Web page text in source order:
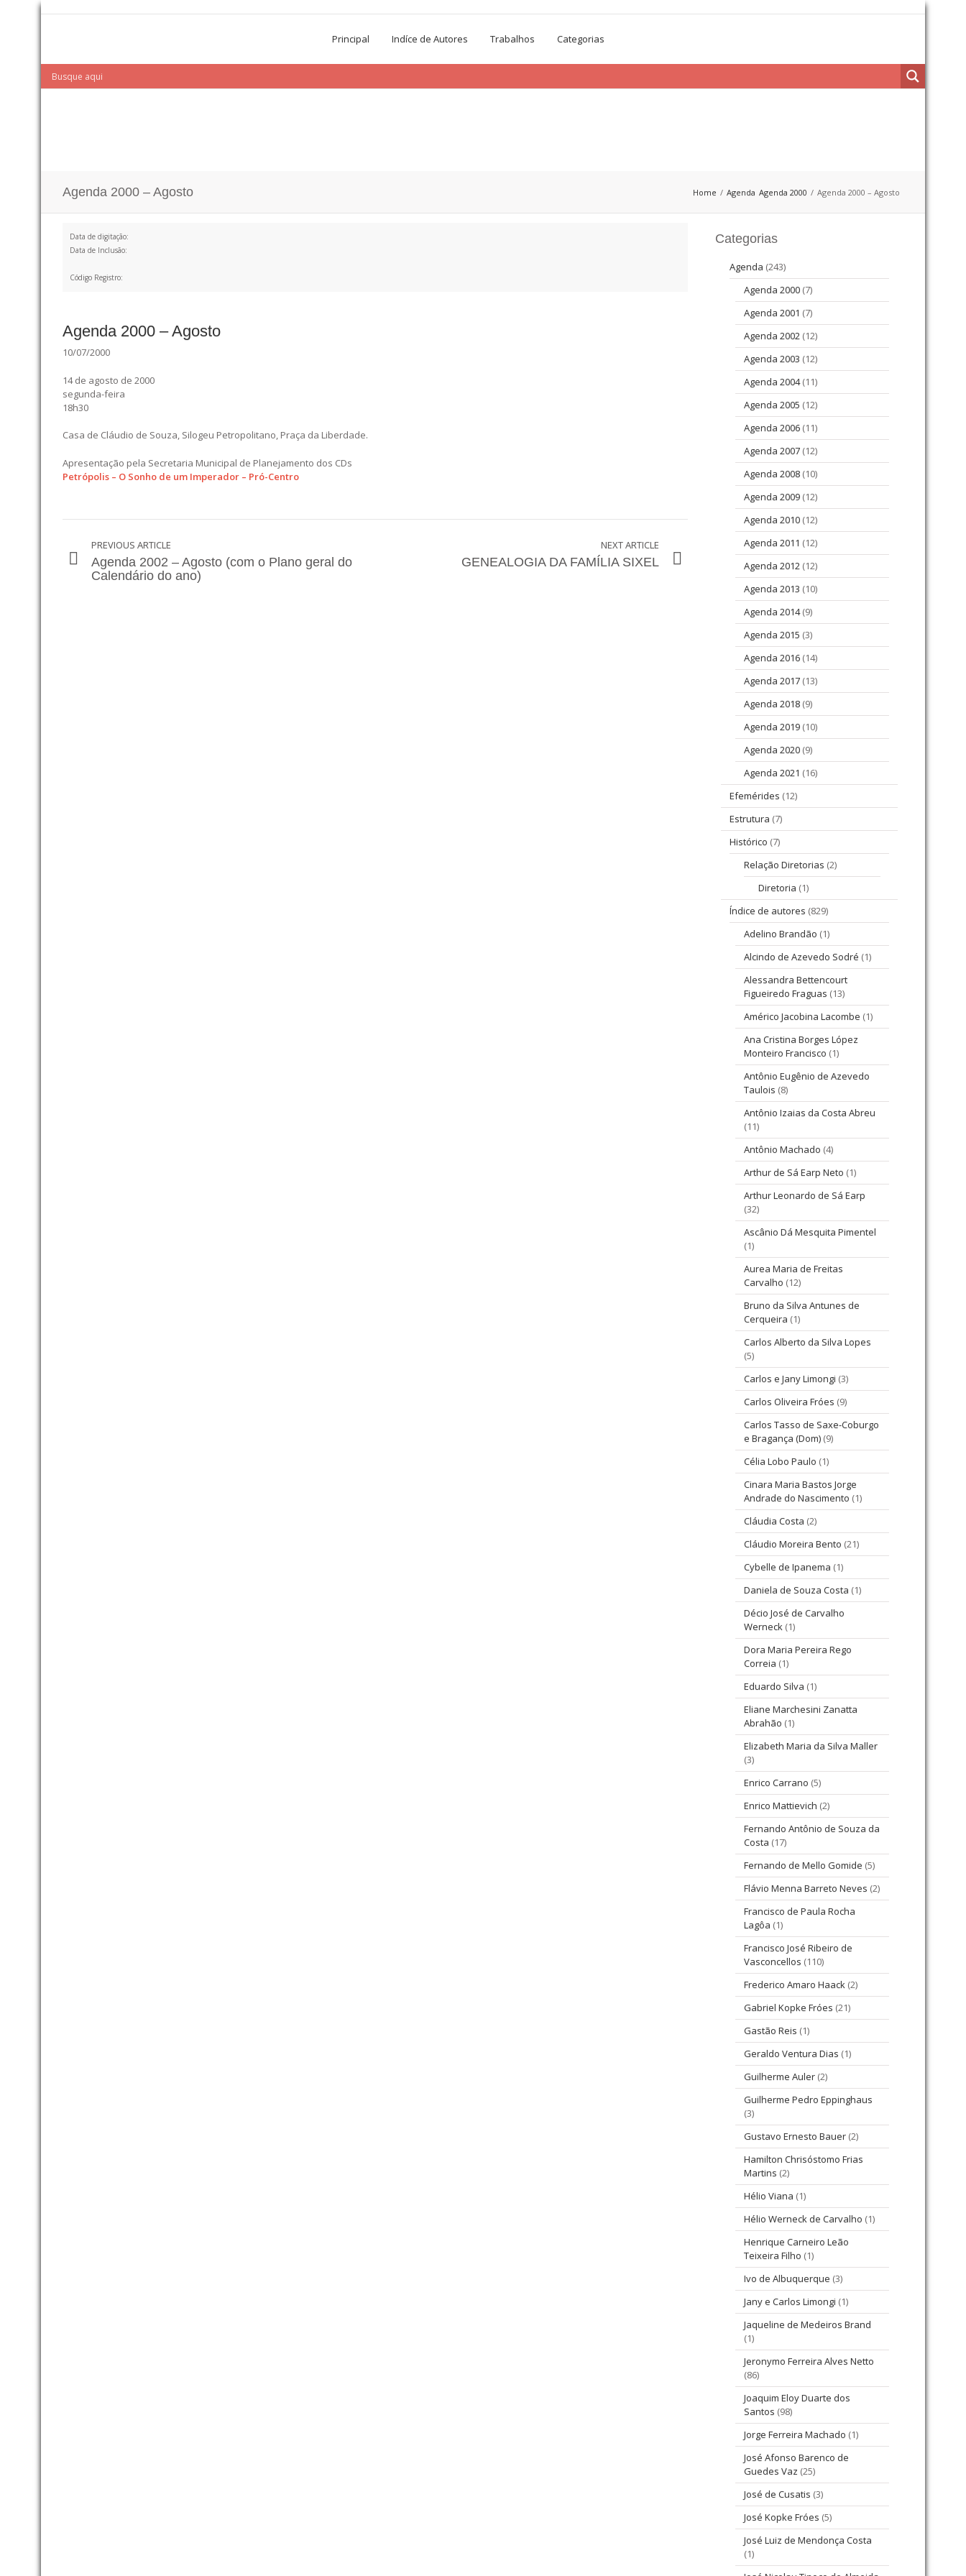
Principal Indíce de Autores Trabalhos Categorias
Agenda 2000 – Agosto Home Agenda Agenda 2000 Agenda 2000 – Agosto
Data de digitação:
Data de Inclusão:
Código Registro:
Agenda 2000 – Agosto
10/07/2000
14 de agosto de 2000
segunda-feira
18h30
Casa de Cláudio de Souza, Silogeu Petropolitano, Praça da Liberdade.
Apresentação pela Secretaria Municipal de Planejamento dos CDs
Petrópolis – O Sonho de um Imperador – Pró-Centro
PREVIOUS ARTICLE
Agenda 2002 – Agosto (com o Plano geral do
Calendário do ano)
NEXT ARTICLE
GENEALOGIA DA FAMÍLIA SIXEL
Categorias
Agenda (243)
Agenda 2000 (7)
Agenda 2001 (7)
Agenda 2002 (12)
Agenda 2003 (12)
Agenda 2004(11)
Agenda 2005 (12)
Agenda 2006 (11)
Agenda 2007 (12)
Agenda 2008 (10)
Agenda 2009 (12)
Agenda 2010 (12)
Agenda 2011 (12)
Agenda 2012 (12)
Agenda 2013 (10)
Agenda 2014(9)
Agenda 2015 (3)
Agenda 2016 (14)
Agenda 2017 (13)
Agenda 2018 (9)
Agenda 2019 (10)
Agenda 2020 (9)
Agenda 2021 (16)
Efemérides (12)
Estrutura (7)
Histórico (7)
Relação Diretorias (2)
Diretoria (1)
Índice de autores (829)
Adelino Brandão (1)
Alcindo de Azevedo Sodré (1)
Alessandra Bettencourt
Figueiredo Fraguas (13)
Américo Jacobina Lacombe (1)
Ana Cristina Borges López
Monteiro Francisco (1)
Antônio Eugênio de Azevedo
Taulois (8)
Antônio Izaias da Costa Abreu
(11)
Antônio Machado (4)
Arthur de Sá Earp Neto (1)
Arthur Leonardo de Sá Earp
(32)
Ascânio Dá Mesquita Pimentel
(1)
Aurea Maria de Freitas
Carvalho (12)
Bruno da Silva Antunes de
Cerqueira (1)
Carlos Alberto da Silva Lopes
(5)
Carlos e Jany Limongi (3)
Carlos Oliveira Fróes (9)
Carlos Tasso de Saxe-Coburgo
e Bragança (Dom) (9)
Célia Lobo Paulo (1)
Cinara Maria Bastos Jorge
Andrade do Nascimento (1)
Cláudia Costa (2)
Cláudio Moreira Bento (21)
Cybelle de Ipanema (1)
Daniela de Souza Costa (1)
Décio José de Carvalho
Werneck (1)
Dora Maria Pereira Rego
Correia (1)
Eduardo Silva (1)
Eliane Marchesini Zanatta
Abrahão (1)
Elizabeth Maria da Silva Maller
(3)
Enrico Carrano (5)
Enrico Mattievich (2)
Fernando Antônio de Souza da
Costa (17)
Fernando de Mello Gomide (5)
Flávio Menna Barreto Neves (2)
Francisco de Paula Rocha
Lagôa (1)
Francisco José Ribeiro de
Vasconcellos (110)
Frederico Amaro Haack (2)
Gabriel Kopke Fróes (21)
Gastão Reis (1)
Geraldo Ventura Dias (1)
Guilherme Auler (2)
Guilherme Pedro Eppinghaus
(3)
Gustavo Ernesto Bauer (2)
Hamilton Chrisóstomo Frias
Martins (2)
Hélio Viana (1)
Hélio Werneck de Carvalho (1)
Henrique Carneiro Leão
Teixeira Filho (1)
Ivo de Albuquerque (3)
Jany e Carlos Limongi (1)
Jaqueline de Medeiros Brand
(1)
Jeronymo Ferreira Alves Netto
(86)
Joaquim Eloy Duarte dos
Santos (98)
Jorge Ferreira Machado (1)
José Afonso Barenco de
Guedes Vaz (25)
José de Cusatis (3)
José Kopke Fróes (5)
José Luiz de Mendonça Costa
(1)